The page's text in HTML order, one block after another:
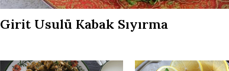
Girit Usulü Kabak Sıyırma